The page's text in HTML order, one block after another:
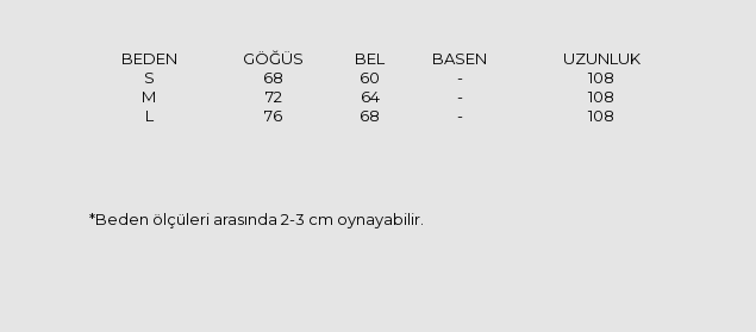
BEDEN GÖĞÜS BEL BASEN
UZUNLUK
S
68 60 -
108
M
72 64 -
108
L
76 68 - 108
*Beden ölçüleri arasında 2-3 cm oynayabilir.